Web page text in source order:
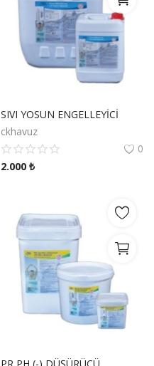
SIVI YOSUN ENGELLEYİCİ
ckhavuz
0
2.000 ₺